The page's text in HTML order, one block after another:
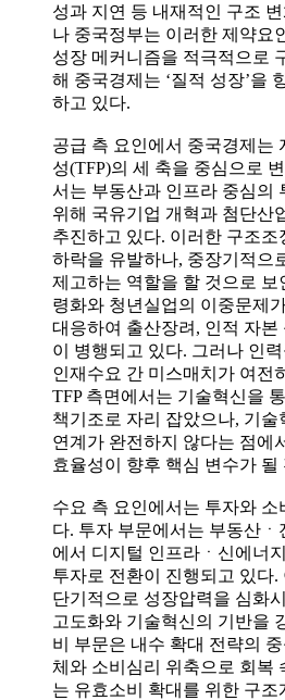
성과 지연 등 내재적인 구조
나 중국정부는 이러한 제약요
성장 메커니즘을 적극적으로
해 중국경제는 ‘질적 성장’을
하고 있다.
공급 측 요인에서 중국경제는
성(TFP)의 세 축을 중심으로
서는 부동산과 인프라 중심의
위해 국유기업 개혁과 첨단산
추진하고 있다. 이러한 구조
하락을 유발하나, 중장기적으
제고하는 역할을 할 것으로 보
령화와 청년실업의 이중문제
대응하여 출산장려, 인적 자본
이 병행되고 있다. 그러나 인
인재수요 간 미스매치가 여전
TFP 측면에서는 기술혁신을
책기조로 자리 잡았으나, 기
연계가 완전하지 않다는 점에
효율성이 향후 핵심 변수가 될
수요 측 요인에서는 투자와 소
다. 투자 부문에서는 부동산
에서 디지털 인프라ㆍ신에너
투자로 전환이 진행되고 있다
단기적으로 성장압력을 심화
고도화와 기술혁신의 기반을
비 부문은 내수 확대 전략의
체와 소비심리 위축으로 회복
는 유효소비 확대를 위한 구